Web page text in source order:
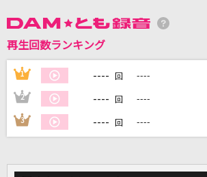
DAMに会員登録・ログインして
再生回数ランキング
1 ---- 回 ----
2 ---- 回 ----
3 ---- 回 ----